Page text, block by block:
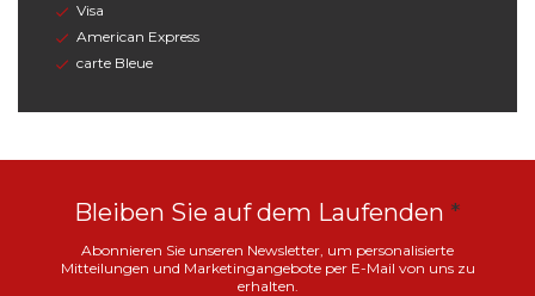
Visa
American Express
carte Bleue
Bleiben Sie auf dem Laufenden *
Abonnieren Sie unseren Newsletter, um personalisierte
Mitteilungen und Marketingangebote per E-Mail von uns zu
erhalten.